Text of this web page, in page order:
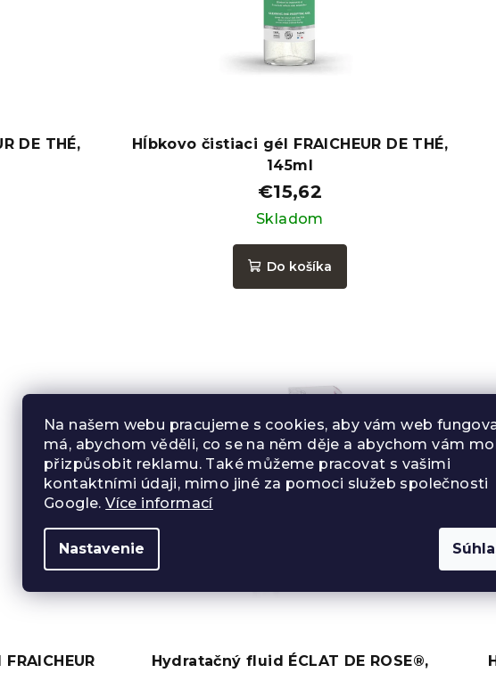
Na našem webu pracujeme s cookies, aby vám web
má, abychom věděli, co se na něm děje a abychom vám
přizpůsobit reklamu. Také můžeme pracovat s vašimi
kontaktními údaji, mimo jiné za pomoci služeb společnosti
Google.Více informací
Nastavenie
DE THÉ,
Hĺbkovo čistiaci gél FRAICHEUR DE THÉ,
145ml
€15,62
Skladom
Do košíka
Hydratačný fluid ÉCLAT DE ROSE®,